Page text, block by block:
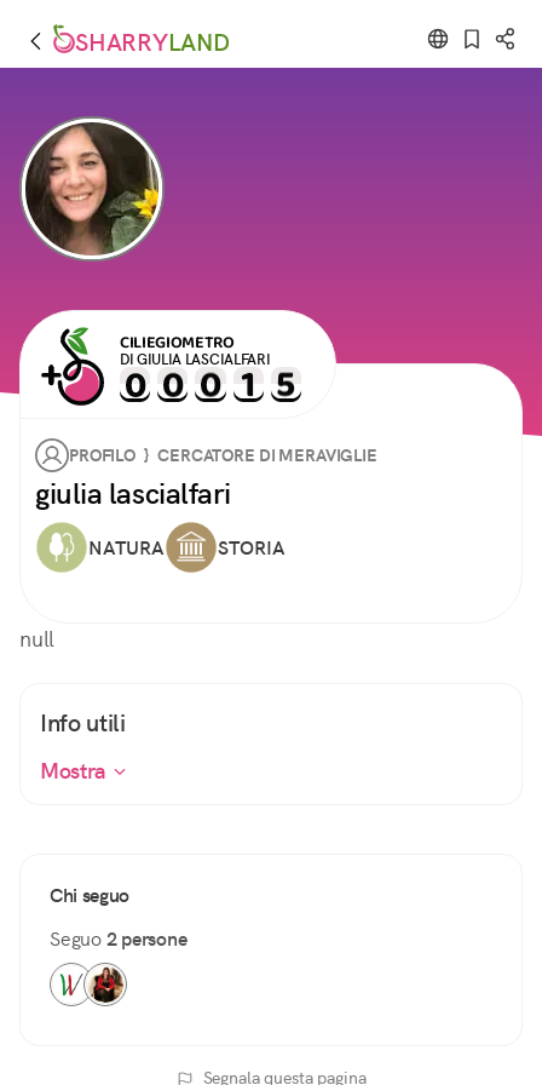
SHARRYLAND
CILIEGIOMETRO
DI GIULIA LASCIALFARI
PROFILO } CERCATORE DI MERAVIGLIE
giulia lascialfari
NATURA STORIA
null
Info utili
Mostra
Chi seguo
Seguo2 persone
Segnala questa pagina